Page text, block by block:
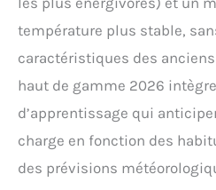
température plus stable,
caractéristiques des
haut de gamme 2026
d’apprentissage qui
charge en fonction des
des prévisions